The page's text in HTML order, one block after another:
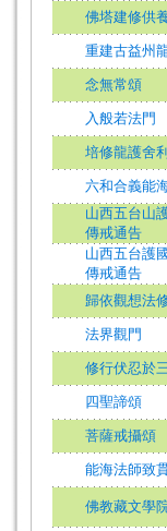
佛塔建修供
重建古益州
念無常頌
入般若法門
培修龍護舍
六和合義能
山西五台山
傳戒通告
山西五台護
傳戒通告
歸依觀想法
法界觀門
修行伏忍於
四聖諦頌
菩薩戒攝頌
能海法師致
佛教藏文學